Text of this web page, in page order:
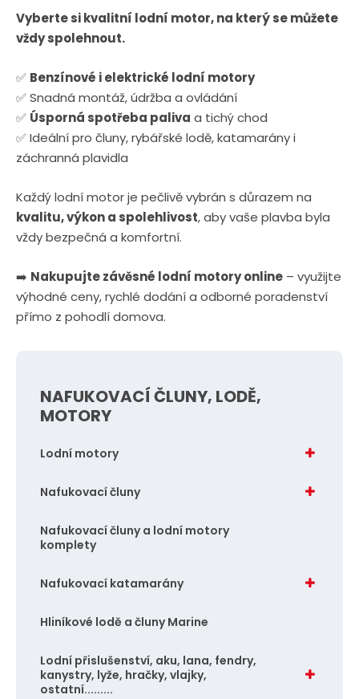
Vyberte si kvalitní lodní motor, na který se můžete
vždy spolehnout.
✅ Benzínové i elektrické lodní motory
✅ Snadná montáž, údržba a ovládání
✅ Úsporná spotřeba paliva a tichý chod
✅ Ideální pro čluny, rybářské lodě, katamarány i
záchranná plavidla
Každý lodní motor je pečlivě vybrán s důrazem na
kvalitu, výkon a spolehlivost, aby vaše plavba byla
vždy bezpečná a komfortní.
➡️ Nakupujte závěsné lodní motory online– využijte
výhodné ceny, rychlé dodání a odborné poradenství
přímo z pohodlí domova.
NAFUKOVACÍ ČLUNY, LODĚ,
MOTORY
Lodní motory
Nafukovací čluny
Nafukovací čluny a lodní motory
komplety
Nafukovací katamarány
Hliníkové lodě a čluny Marine
Lodní přislušenství, aku, lana, fendry,
kanystry, lyže, hračky, vlajky,
ostatní.........